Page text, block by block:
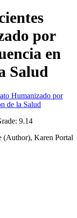
por
en
Salud
9.14
(Author), Karen Portal